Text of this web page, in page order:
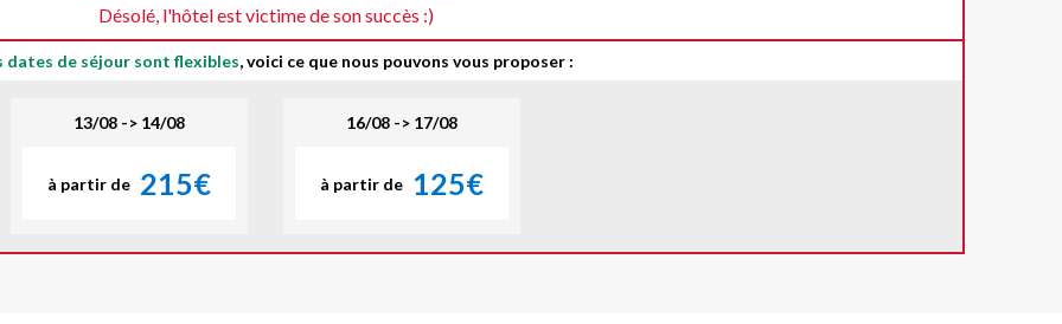
Désolé, l'hôtel est victime de son succès :)
dates de séjour sont flexibles, voici ce que nous pouvons vous proposer :
13/08 -> 14/08
à partir de 215€
16/08 -> 17/08
à partir de 125€